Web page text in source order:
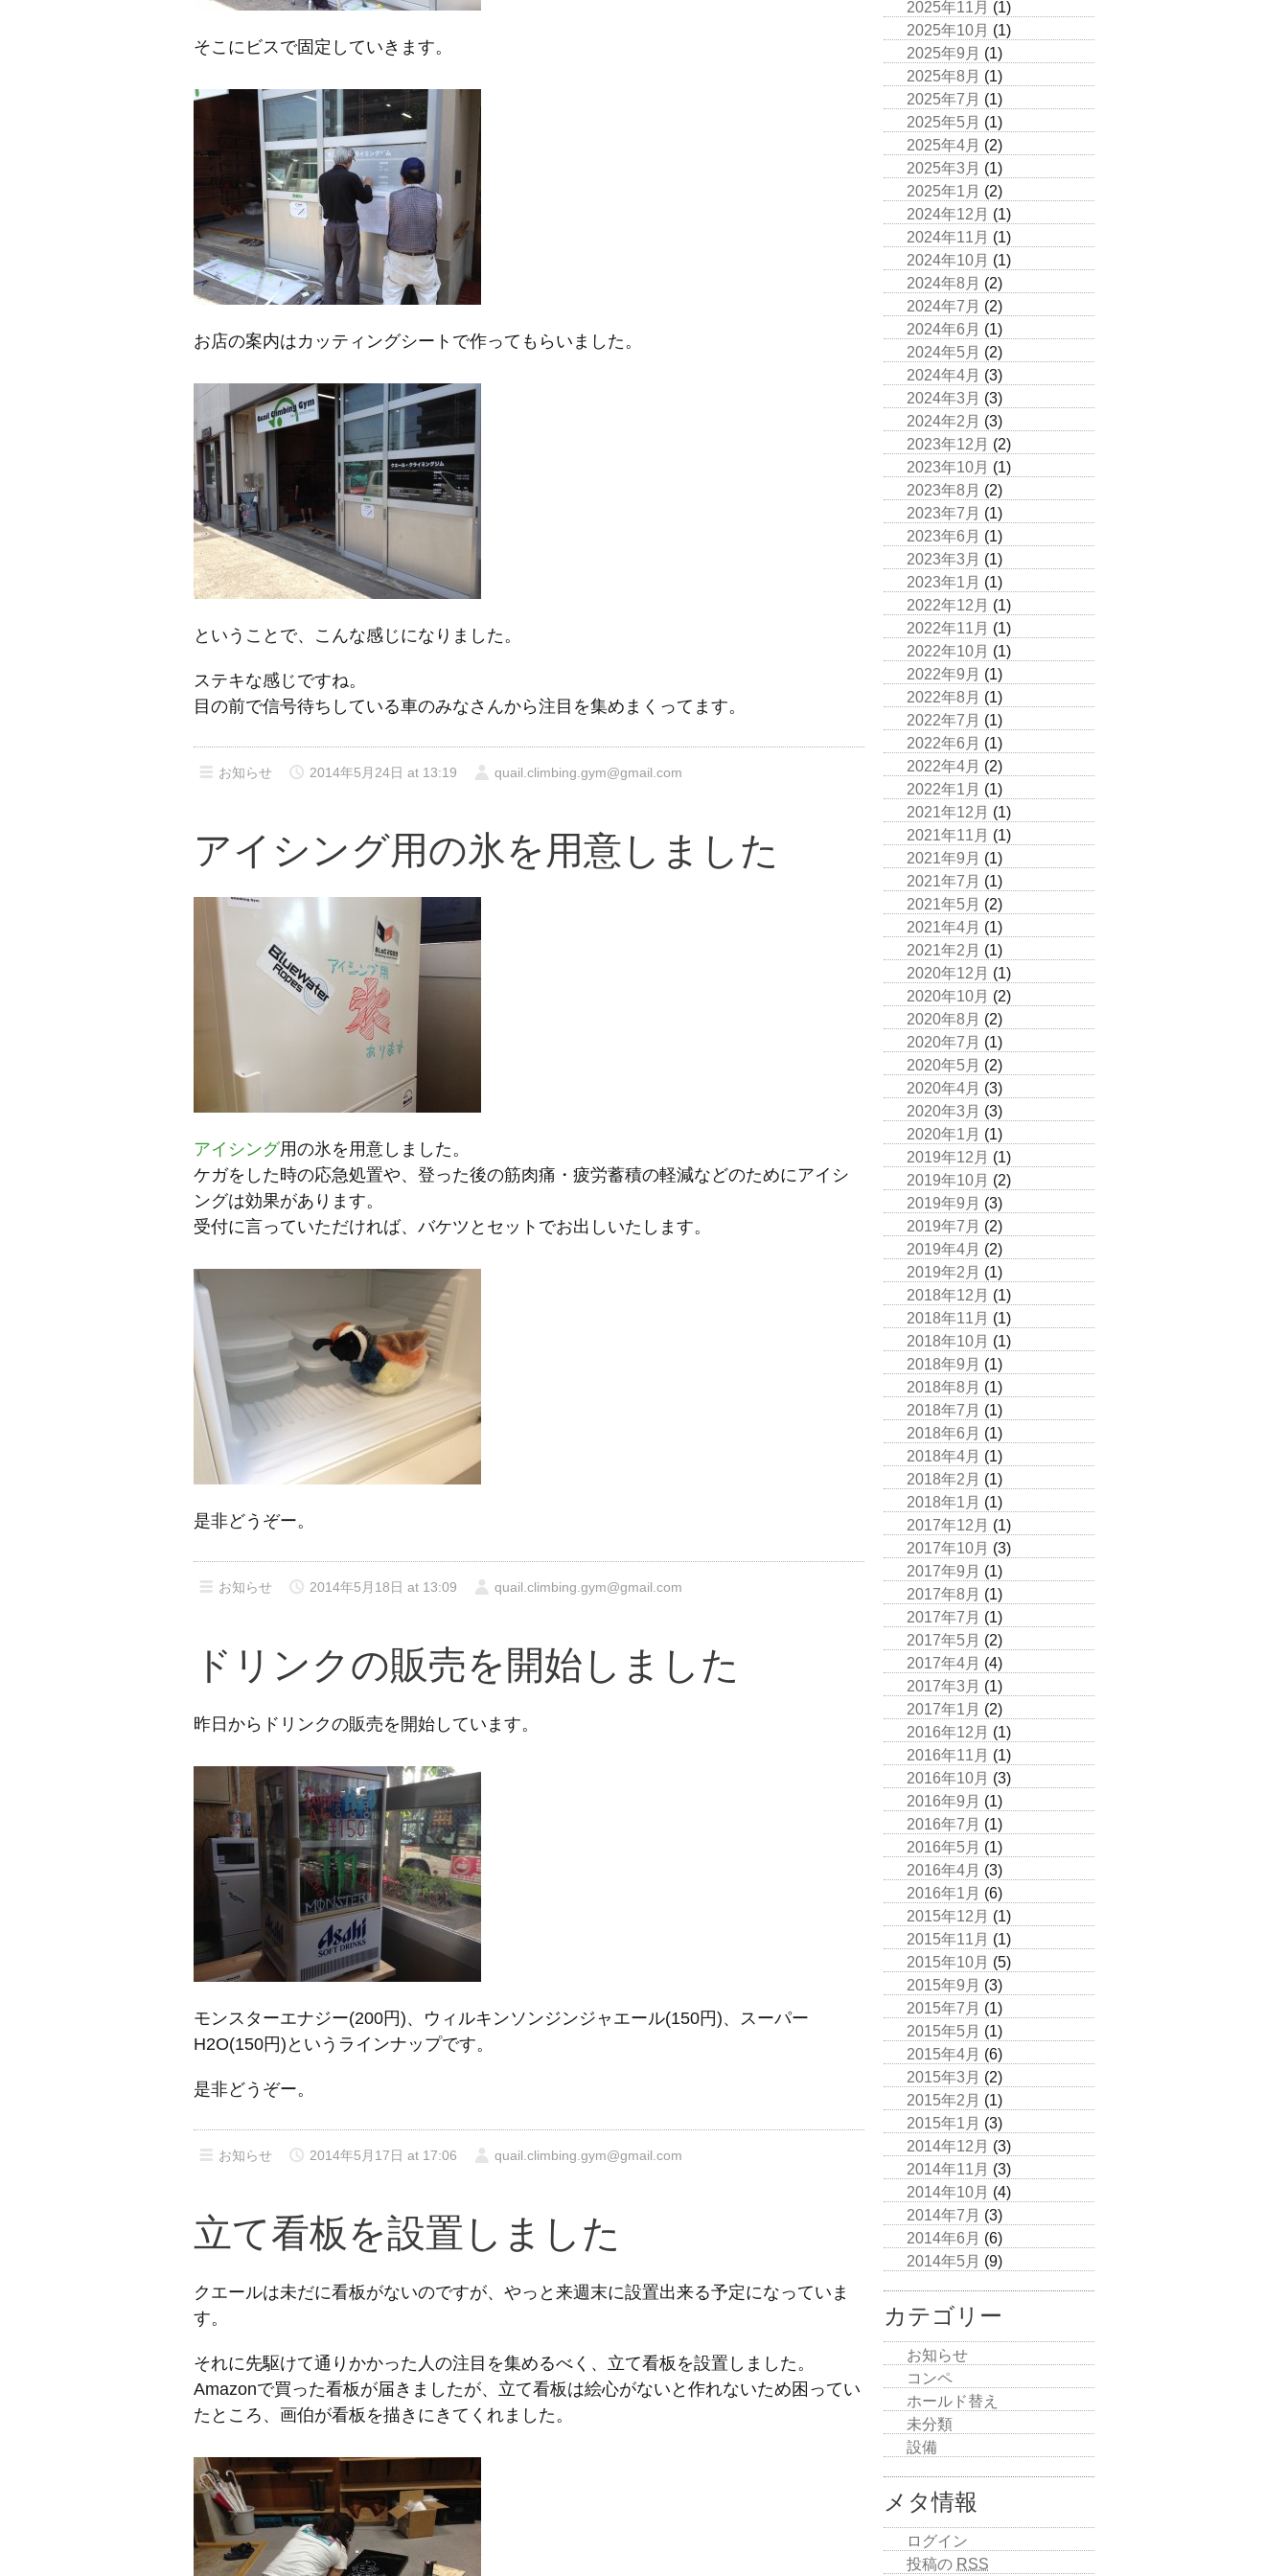
そこにビスで固定していきます。
お店の案内はカッティングシートで作ってもらいました。
ということで、こんな感じになりました。
ステキな感じですね。
目の前で信号待ちしている車のみなさんから注目を集めまくってます。
お知らせ 2014年5月24日 at 13:19 quail.climbing.gym@gmail.com
アイシング用の氷を用意しました
アイシング用の氷を用意しました。
ケガをした時の応急処置や、登った後の筋肉痛・疲労蓄積の軽減などのためにアイシ
ングは効果があります。
受付に言っていただければ、バケツとセットでお出しいたします。
是非どうぞー。
お知らせ 2014年5月18日 at 13:09 quail.climbing.gym@gmail.com
ドリンクの販売を開始しました
昨日からドリンクの販売を開始しています。
モンスターエナジー(200円)、ウィルキンソンジンジャエール(150円)、スーパー
H2O(150円)というラインナップです。
是非どうぞー。
お知らせ 2014年5月17日 at 17:06 quail.climbing.gym@gmail.com
立て看板を設置しました
クエールは未だに看板がないのですが、やっと来週末に設置出来る予定になっていま
す。
それに先駆けて通りかかった人の注目を集めるべく、立て看板を設置しました。
Amazonで買った看板が届きましたが、立て看板は絵心がないと作れないため困ってい
たところ、画伯が看板を描きにきてくれました。
2025年11月 (1)
2025年10月 (1)
2025年9月 (1)
2025年8月 (1)
2025年7月 (1)
2025年5月 (1)
2025年4月 (2)
2025年3月 (1)
2025年1月 (2)
2024年12月 (1)
2024年11月 (1)
2024年10月 (1)
2024年8月 (2)
2024年7月 (2)
2024年6月 (1)
2024年5月 (2)
2024年4月 (3)
2024年3月 (3)
2024年2月 (3)
2023年12月 (2)
2023年10月 (1)
2023年8月 (2)
2023年7月 (1)
2023年6月 (1)
2023年3月 (1)
2023年1月 (1)
2022年12月 (1)
2022年11月 (1)
2022年10月 (1)
2022年9月 (1)
2022年8月 (1)
2022年7月 (1)
2022年6月 (1)
2022年4月 (2)
2022年1月 (1)
2021年12月 (1)
2021年11月 (1)
2021年9月 (1)
2021年7月 (1)
2021年5月 (2)
2021年4月 (1)
2021年2月 (1)
2020年12月 (1)
2020年10月 (2)
2020年8月 (2)
2020年7月 (1)
2020年5月 (2)
2020年4月 (3)
2020年3月 (3)
2020年1月 (1)
2019年12月 (1)
2019年10月 (2)
2019年9月 (3)
2019年7月 (2)
2019年4月 (2)
2019年2月 (1)
2018年12月 (1)
2018年11月 (1)
2018年10月 (1)
2018年9月 (1)
2018年8月 (1)
2018年7月 (1)
2018年6月 (1)
2018年4月 (1)
2018年2月 (1)
2018年1月 (1)
2017年12月 (1)
2017年10月 (3)
2017年9月 (1)
2017年8月 (1)
2017年7月 (1)
2017年5月 (2)
2017年4月 (4)
2017年3月 (1)
2017年1月 (2)
2016年12月 (1)
2016年11月 (1)
2016年10月 (3)
2016年9月 (1)
2016年7月 (1)
2016年5月 (1)
2016年4月 (3)
2016年1月 (6)
2015年12月 (1)
2015年11月 (1)
2015年10月 (5)
2015年9月 (3)
2015年7月 (1)
2015年5月 (1)
2015年4月 (6)
2015年3月 (2)
2015年2月 (1)
2015年1月 (3)
2014年12月 (3)
2014年11月 (3)
2014年10月 (4)
2014年7月 (3)
2014年6月 (6)
2014年5月 (9)
カテゴリー
お知らせ
コンペ
ホールド替え
未分類
設備
メタ情報
ログイン
投稿の RSS